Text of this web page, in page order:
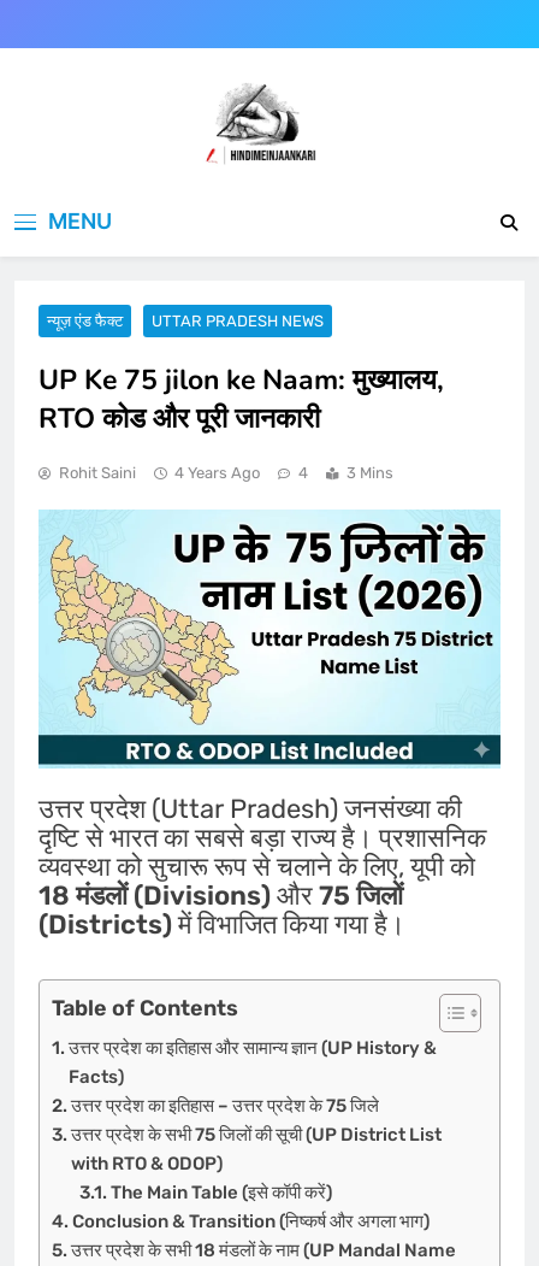
to
MENU
न्यूज़ एंड फैक्ट UTTAR PRADESH NEWS
UP Ke 75 jilon ke Naam: मुख्यालय,
RTO कोड और पूरी जानकारी
Rohit Saini 4 Years Ago 4 3 Mins
उत्तर प्रदेश (Uttar Pradesh) जनसंख्या की
दृष्टि से भारत का सबसे बड़ा राज्य है। प्रशासनिक
व्यवस्था को सुचारू रूप से चलाने के लिए, यूपी को
18 मंडलों (Divisions)और75 जिलों
(Districts)में विभाजित किया गया है।
Table of Contents
उत्तर प्रदेश का इतिहास और सामान्य ज्ञान (UP History &
Facts)
उत्तर प्रदेश का इतिहास – उत्तर प्रदेश के 75 जिले
उत्तर प्रदेश के सभी 75 जिलों की सूची (UP District List
with RTO & ODOP)
The Main Table (इसे कॉपी करें)
Conclusion & Transition (निष्कर्ष और अगला भाग)
उत्तर प्रदेश के सभी 18 मंडलों के नाम (UP Mandal Name